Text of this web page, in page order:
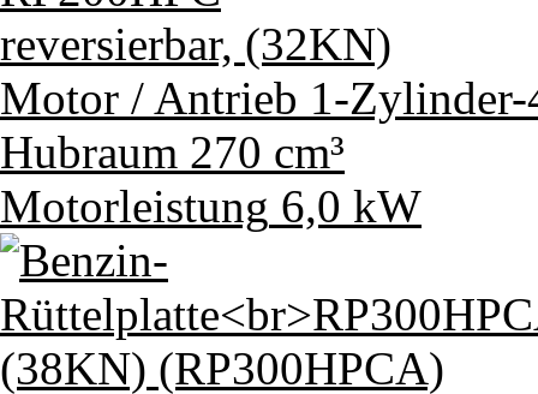
reversierbar, (32KN)
Motor / Antrieb 1-
Hubraum 270 cm³
Motorleistung 6,0 kW